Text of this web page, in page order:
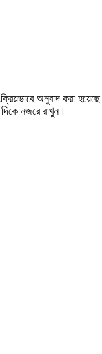
অনুবাদ করা
নজরে রাখুন।